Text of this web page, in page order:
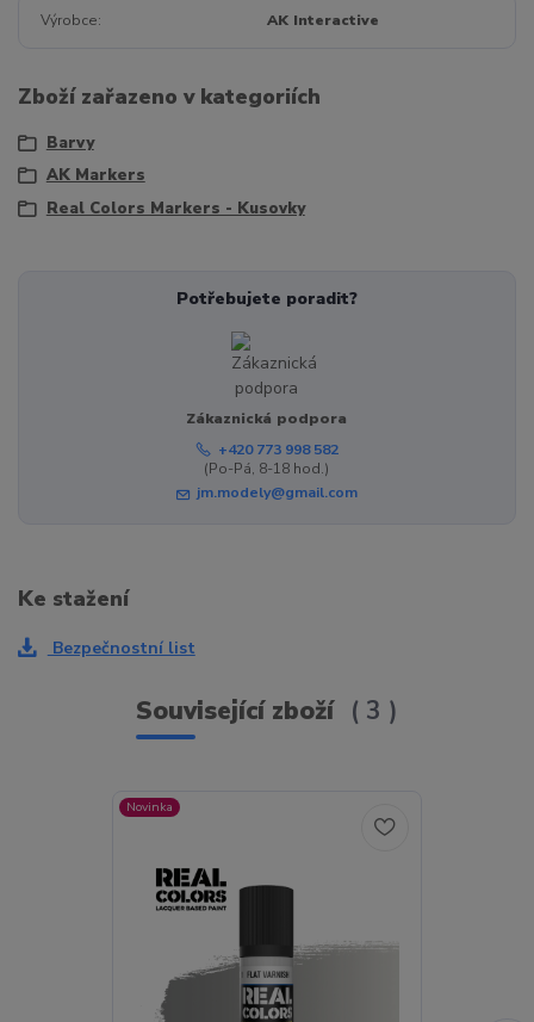
Výrobce AK Interactive
Zboží zařazeno v kategoriích
Barvy
AK Markers
Real Colors Markers - Kusovky
Potřebujete poradit?
Zákaznická podpora
+420 773 998 582
(Po-Pá, 8-18 hod.)
jm.modely@gmail.com
Ke stažení
Bezpečnostní list
Související zboží 3
Novinka